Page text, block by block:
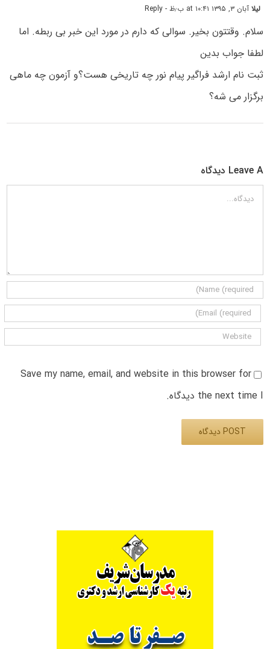
لیلاآبان ۳, ۱۳۹۵ at ۱۰:۴۱ ب٫ظ - Reply
سلام. وقتتون بخیر. سوالی که دارم در مورد این خبر بی ربطه. اما
لطفا جواب بدین
ثبت نام ارشد فراگیر پیام نور چه تاریخی هست؟و آزمون چه ماهی
برگزار می شه؟
Leave A دیدگاه
دیدگاه
Save my name, email, and website in this browser for
the next time I دیدگاه.